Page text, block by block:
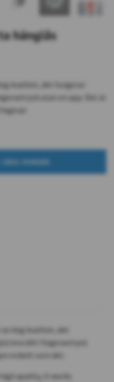
hänglås
kvalitet, det fungerar
utan en app. Det är
hög kvalitet, det
ditt fingeravtryck
enkelt som det.
quality, it works